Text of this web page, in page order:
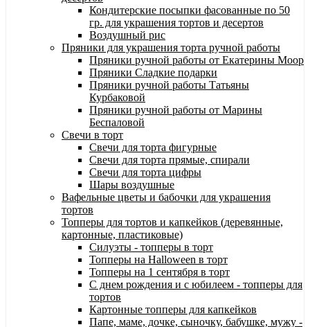
Кондитерские посыпки фасованные по 50
гр. для украшения тортов и десертов
Воздушный рис
Пряники для украшения торта ручной работы
Пряники ручной работы от Екатерины Моор
Пряники Сладкие подарки
Пряники ручной работы Татьяны
Курбаковой
Пряники ручной работы от Марины
Беспаловой
Свечи в торт
Свечи для торта фигурные
Свечи для торта прямые, спирали
Свечи для торта цифры
Шары воздушные
Вафельные цветы и бабочки для украшения
тортов
Топперы для тортов и капкейков (деревянные,
картонные, пластиковые)
Силуэты - топперы в торт
Топперы на Halloween в торт
Топперы на 1 сентября в торт
С днем рождения и с юбилеем - топперы для
тортов
Картонные топперы для капкейков
Папе, маме, дочке, сыночку, бабушке, мужу -